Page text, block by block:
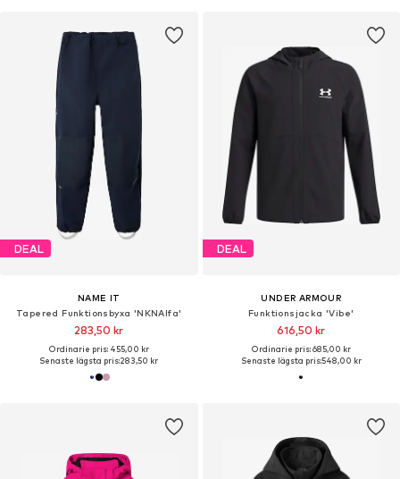
DEAL
NAME IT
Tapered Funktionsbyxa 'NKNAlfa'
283,50 kr
Ordinarie pris: 455,00 kr
Senaste lägsta pris:283,50 kr
DEAL
UNDER ARMOUR
Funktionsjacka 'Vibe'
616,50 kr
Ordinarie pris: 685,00 kr
Senaste lägsta pris:548,00 kr